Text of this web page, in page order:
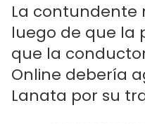
La contundente
luego de que la
que la
Online debería
Lanata por su